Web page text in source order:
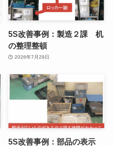
5S改善事例：製造２課 机
の整理整頓
2026年7月29日
5S改善事例：部品の表示